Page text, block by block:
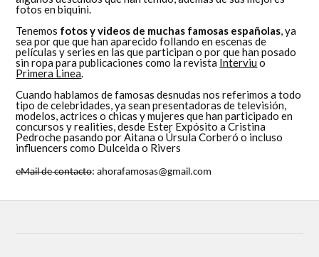
fotos en biquini.
Tenemos fotos y videos de muchas famosas españolas , ya
sea por que que han aparecido follando en escenas de
películas y series en las que participan o por que han posado
sin ropa para publicaciones como la revista Interviu o
Primera Linea
Cuando hablamos de famosas desnudas nos referimos a todo
tipo de celebridades, ya sean presentadoras de televisión,
modelos, actrices o chicas y mujeres que han participado en
concursos y realities, desde Ester Expósito a Cristina
Pedroche pasando por Aitana o Úrsula Corberó o incluso
influencers como Dulceida o Rivers
eMail de contacto: ahorafamosas@gmail.com